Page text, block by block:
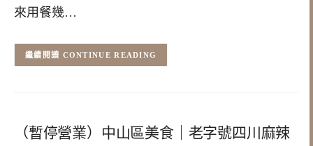
來用餐幾…
CONTINUE READING
（暫停營業）中山區美食｜老字號四川麻辣